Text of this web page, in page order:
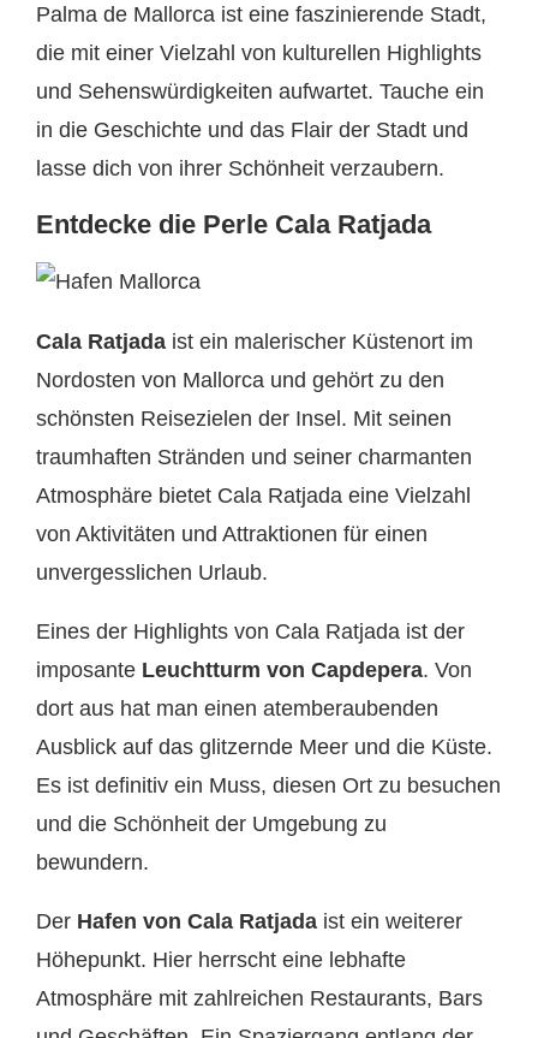
Palma de Mallorca ist eine faszinierende Stadt,
die mit einer Vielzahl von kulturellen Highlights
und Sehenswürdigkeiten aufwartet. Tauche ein
in die Geschichte und das Flair der Stadt und
lasse dich von ihrer Schönheit verzaubern.
Entdecke die Perle Cala Ratjada
Cala Ratjada ist ein malerischer Küstenort im
Nordosten von Mallorca und gehört zu den
schönsten Reisezielen der Insel. Mit seinen
traumhaften Stränden und seiner charmanten
Atmosphäre bietet Cala Ratjada eine Vielzahl
von Aktivitäten und Attraktionen für einen
unvergesslichen Urlaub.
Eines der Highlights von Cala Ratjada ist der
imposante Leuchtturm von Capdepera. Von
dort aus hat man einen atemberaubenden
Ausblick auf das glitzernde Meer und die Küste.
Es ist definitiv ein Muss, diesen Ort zu besuchen
und die Schönheit der Umgebung zu
bewundern.
Der Hafen von Cala Ratjada ist ein weiterer
Höhepunkt. Hier herrscht eine lebhafte
Atmosphäre mit zahlreichen Restaurants, Bars